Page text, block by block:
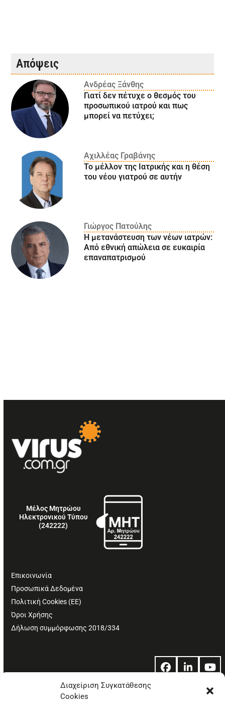
Διαχείριση Συγκατάθεσης
Cookies
Απόψεις
Ανδρέας Ξάνθης
Γιατί δεν πέτυχε ο θεσμός του
προσωπικού ιατρού και πως
μπορεί να πετύχει;
Αχιλλέας Γραβάνης
Το μέλλον της Ιατρικής και η θέση
του νέου γιατρού σε αυτήν
Γιώργος Πατούλης
Η μετανάστευση των νέων ιατρών:
Aπό εθνική απώλεια σε ευκαιρία
επαναπατρισμού
Μέλος Μητρώου
Ηλεκτρονικού Τύπου
(242222)
Επικοινωνία
Προσωπικά Δεδομένα
Πολιτική Cookies (ΕΕ)
Όροι Χρήσης
Δήλωση συμμόρφωσης 2018/334
Facebook
LinkedIn